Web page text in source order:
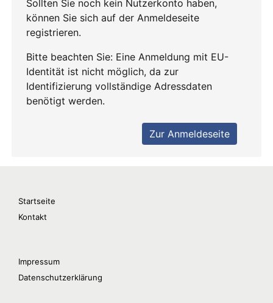
Startseite
Kontakt
Impressum
Datenschutzerklärung